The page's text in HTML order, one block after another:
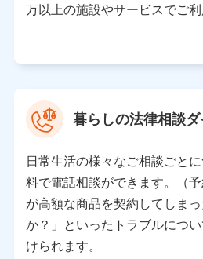
株式会社NTTドコモ 代表取締役
東京都中央区日本橋人形町2-14-
ビル 3F
※ 当社および株式会社NTTドコモ
データ憲章」に定める行動原則を
※ パーソナルデータダッシュボー
理」の設定状態にかかわらず、共
※ dポイントクラブ会員ではない
日以降、一度もdポイントクラブ会
万以上の施設やサービスでご利
暮らしの法律相談
日常生活の様々なご相談ごと
料で電話相談ができます。（
が高額な商品を契約してしま
か？」といったトラブルにつ
けられます。